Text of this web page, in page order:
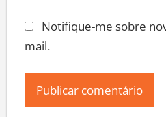
Notifique-me sobre
mail.